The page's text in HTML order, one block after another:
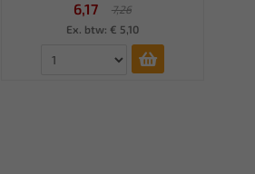
6,17
7,26
Ex. btw: € 5,10